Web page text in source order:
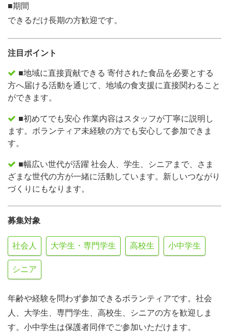
■期間
できるだけ長期の方歓迎です。
注目ポイント
■地域に直接貢献できる 寄付された食品を必要とする
方へ届ける活動を通じて、地域の食支援に直接関わること
ができます。
■初めてでも安心 作業内容はスタッフが丁寧に説明し
ます。ボランティア未経験の方でも安心して参加できま
す。
■幅広い世代が活躍 社会人、学生、シニアまで、さま
ざまな世代の方が一緒に活動しています。新しいつながり
づくりにもなります。
募集対象
社会人 大学生・専門学生 高校生 小中学生
シニア
年齢や経験を問わず参加できるボランティアです。社会
人、大学生、専門学生、高校生、シニアの方を歓迎しま
す。小中学生は保護者同伴でご参加いただけます。